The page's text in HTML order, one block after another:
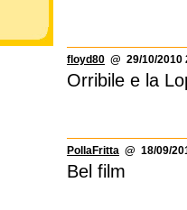
floyd80 @ 29/10/2010
Orribile e la
PollaFritta @ 18/09/
Bel film